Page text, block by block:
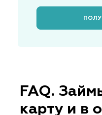
FAQ.
карту и в